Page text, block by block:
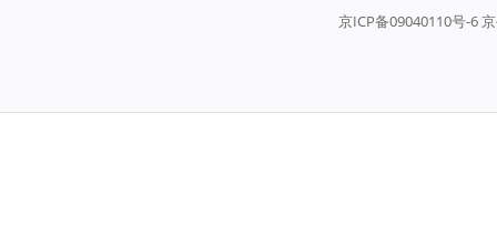
京ICP备09040110号-6